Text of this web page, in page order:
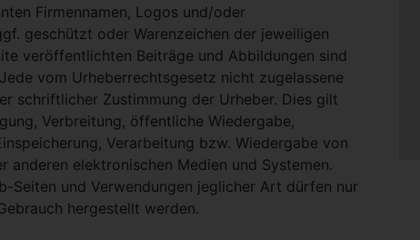
Firmennamen, Logos und/oder
geschützt oder Warenzeichen der jeweiligen
veröffentlichten Beiträge und Abbildungen sind
vom Urheberrechtsgesetz nicht zugelassene
schriftlicher Zustimmung der Urheber. Dies gilt
Verbreitung, öffentliche Wiedergabe,
Verarbeitung bzw. Wiedergabe von
anderen elektronischen Medien und Systemen.
Seiten und Verwendungen jeglicher Art dürfen nur
hergestellt werden.